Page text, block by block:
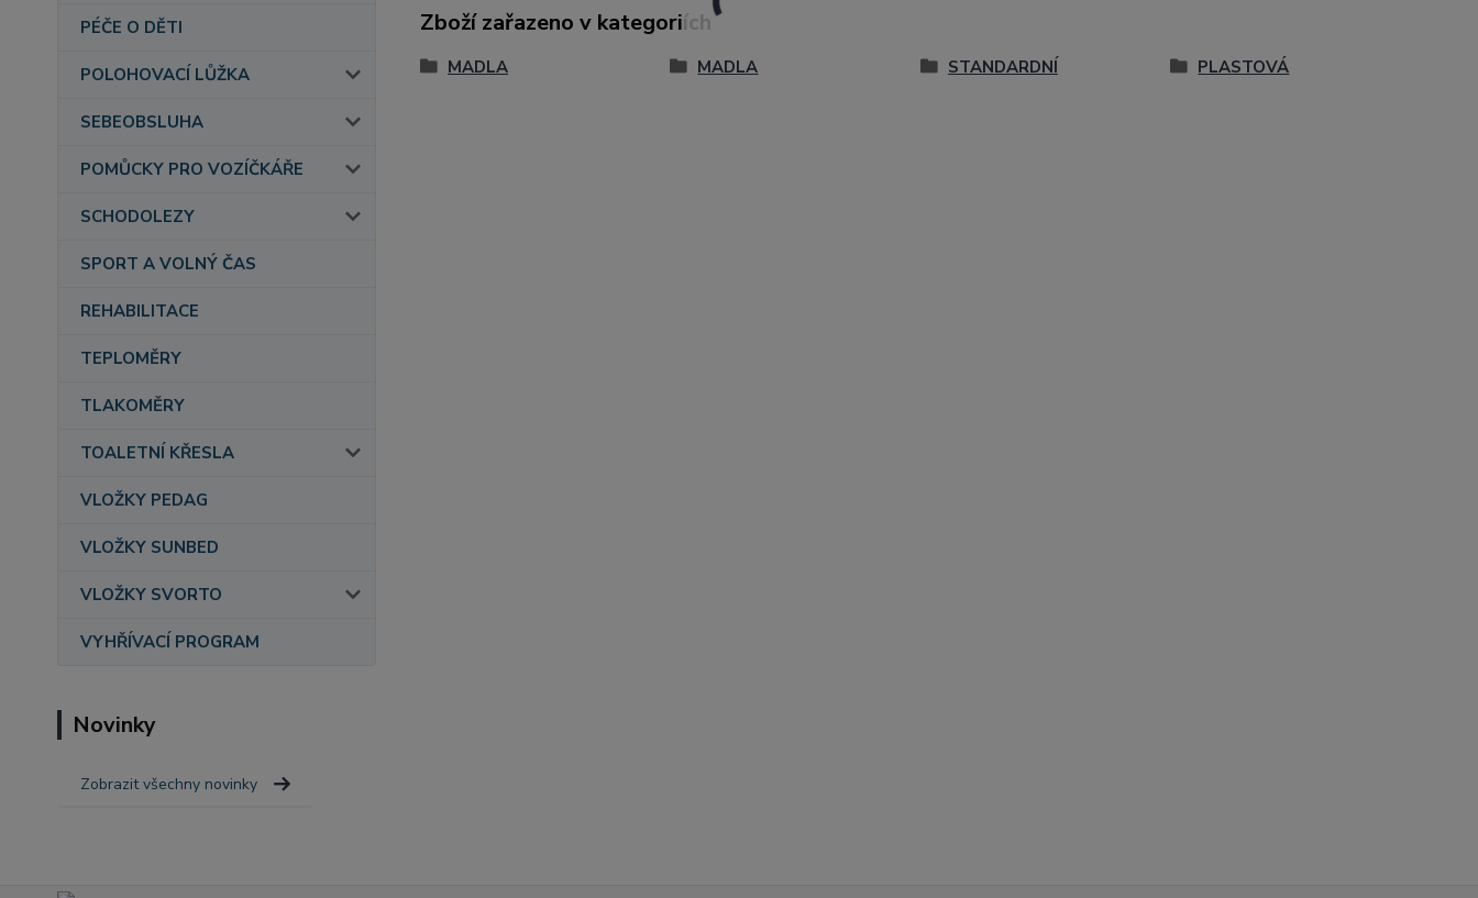
PÉČE O DĚTI
POLOHOVACÍ LŮŽKA
SEBEOBSLUHA
POMŮCKY PRO VOZÍČKÁŘE
SCHODOLEZY
SPORT A VOLNÝ ČAS
REHABILITACE
TEPLOMĚRY
TLAKOMĚRY
TOALETNÍ KŘESLA
VLOŽKY PEDAG
VLOŽKY SUNBED
VLOŽKY SVORTO
VYHŘÍVACÍ PROGRAM
Novinky
Zobrazit všechny novinky
Zboží zařazeno v kategoriích
MADLA MADLA STANDARDNÍ PLASTOVÁ